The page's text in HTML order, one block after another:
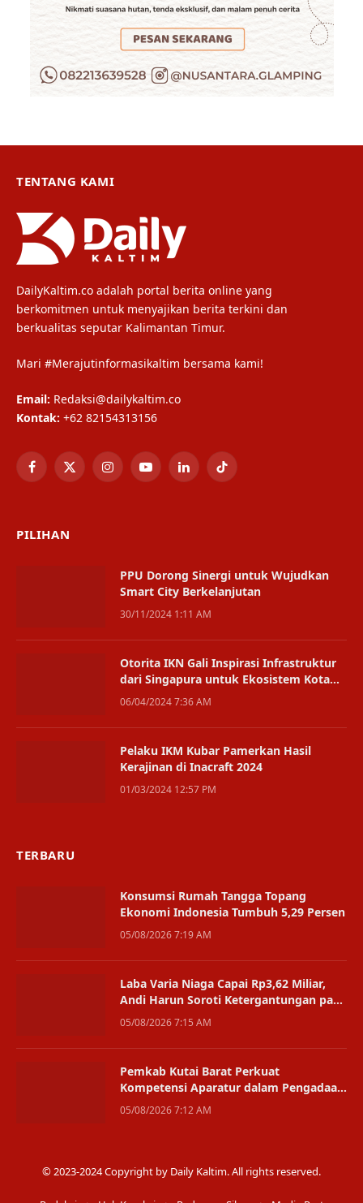
TENTANG KAMI
DailyKaltim.co adalah portal berita online yang
berkomitmen untuk menyajikan berita terkini dan
berkualitas seputar Kalimantan Timur.
Mari #Merajutinformasikaltim bersama kami!
Email: Redaksi@dailykaltim.co
Kontak: +62 82154313156
Facebook
X
InstagramYouTubeLinkedInTikTok
PILIHAN
PPU Dorong Sinergi untuk Wujudkan
Smart City Berkelanjutan
30/11/2024 1:11 AM
Otorita IKN Gali Inspirasi Infrastruktur
dari Singapura untuk Ekosistem Kota
yang Modern dan Berkelanjutan
06/04/2024 7:36 AM
Pelaku IKM Kubar Pamerkan Hasil
Kerajinan di Inacraft 2024
01/03/2024 12:57 PM
TERBARU
Konsumsi Rumah Tangga Topang
Ekonomi Indonesia Tumbuh 5,29 Persen
05/08/2026 7:19 AM
Laba Varia Niaga Capai Rp3,62 Miliar,
Andi Harun Soroti Ketergantungan pada
Satu Bisnis
05/08/2026 7:15 AM
Pemkab Kutai Barat Perkuat
Kompetensi Aparatur dalam Pengadaan
Digital
05/08/2026 7:12 AM
© 2023-2024 Copyright by Daily Kaltim. All rights reserved.